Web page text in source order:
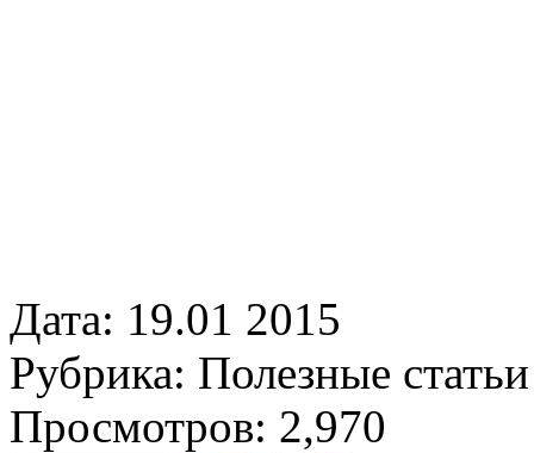
Дата: 19.01 2015
Рубрика: Полезные статьи
Просмотров: 2,970